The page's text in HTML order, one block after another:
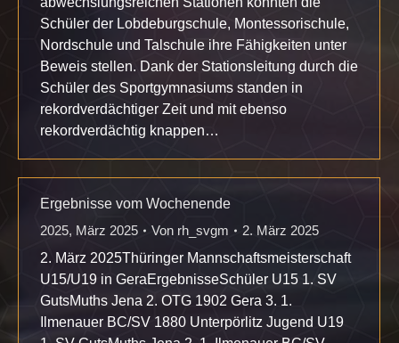
Schüler der Lobdeburgschule, Montessorischule,
Nordschule und Talschule ihre Fähigkeiten unter
Beweis stellen. Dank der Stationsleitung durch die
Schüler des Sportgymnasiums standen in
rekordverdächtiger Zeit und mit ebenso
rekordverdächtig knappen…
Ergebnisse vom Wochenende
2025, März 2025 Von rh_svgm
2. März 2025
2. März 2025Thüringer Mannschaftsmeisterschaft
U15/U19 in GeraErgebnisseSchüler U15 1. SV
GutsMuths Jena 2. OTG 1902 Gera 3. 1.
Ilmenauer BC/SV 1880 Unterpörlitz Jugend U19